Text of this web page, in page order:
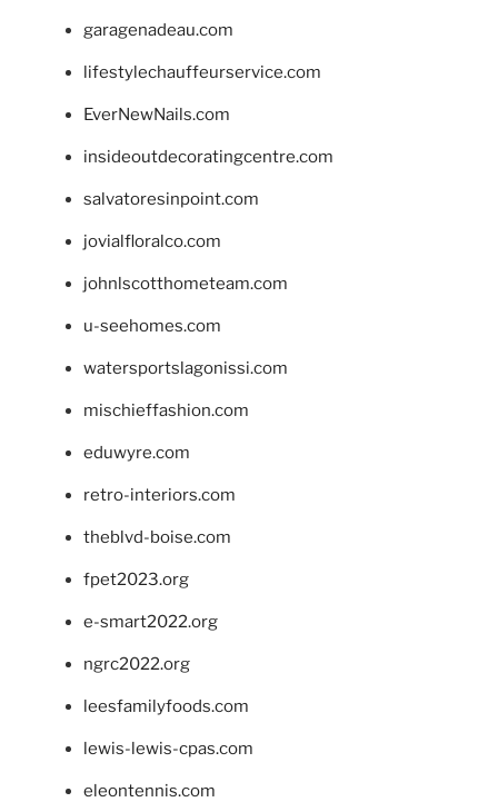
garagenadeau.com
lifestylechauffeurservice.com
EverNewNails.com
insideoutdecoratingcentre.com
salvatoresinpoint.com
jovialfloralco.com
johnlscotthometeam.com
u-seehomes.com
watersportslagonissi.com
mischieffashion.com
eduwyre.com
retro-interiors.com
theblvd-boise.com
fpet2023.org
e-smart2022.org
ngrc2022.org
leesfamilyfoods.com
lewis-lewis-cpas.com
eleontennis.com